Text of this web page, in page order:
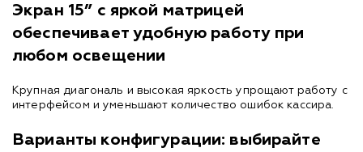
Экран 15” с яркой матрицей
обеспечивает удобную работу при
любом освещении
Крупная диагональ и высокая яркость упрощают работу с
интерфейсом и уменьшают количество ошибок кассира.
Варианты конфигурации: выбирайте